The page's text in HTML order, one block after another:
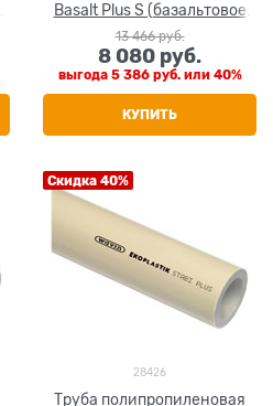
Basalt Plus S (базальтовое
волокно) 125x14.0
13 466 руб.
8 080 руб.
выгода 5 386 руб.или 40%
КУПИТЬ
Скидка 40%
28426
Труба полипропиленовая